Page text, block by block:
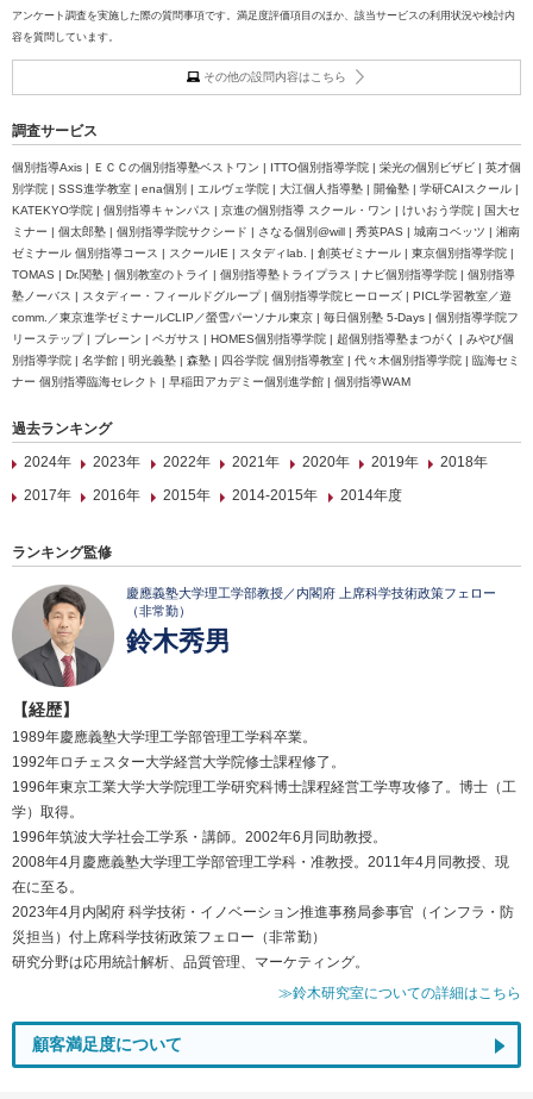
アンケート調査を実施した際の質問事項です。満足度評価項目のほか、該当サービスの利用状況や検討内
容を質問しています。
その他の設問内容はこちら
調査サービス
個別指導Axis | ＥＣＣの個別指導塾ベストワン | ITTO個別指導学院 | 栄光の個別ビザビ | 英才個
別学院 | SSS進学教室 | ena個別 | エルヴェ学院 | 大江個人指導塾 | 開倫塾 | 学研CAIスクール |
KATEKYO学院 | 個別指導キャンパス | 京進の個別指導 スクール・ワン | けいおう学院 | 国大セ
ミナー | 個太郎塾 | 個別指導学院サクシード | さなる個別@will | 秀英PAS | 城南コベッツ | 湘南
ゼミナール 個別指導コース | スクールIE | スタディlab. | 創英ゼミナール | 東京個別指導学院 |
TOMAS | Dr.関塾 | 個別教室のトライ | 個別指導塾トライプラス | ナビ個別指導学院 | 個別指導
塾ノーバス | スタディー・フィールドグループ | 個別指導学院ヒーローズ | PICL学習教室／遊
comm.／東京進学ゼミナールCLIP／螢雪パーソナル東京 | 毎日個別塾 5-Days | 個別指導学院フ
リーステップ | ブレーン | ペガサス | HOMES個別指導学院 | 超個別指導塾まつがく | みやび個
別指導学院 | 名学館 | 明光義塾 | 森塾 | 四谷学院 個別指導教室 | 代々木個別指導学院 | 臨海セミ
ナー 個別指導臨海セレクト | 早稲田アカデミー個別進学館 | 個別指導WAM
過去ランキング
2024年
2023年 2022年 2021年 2020年 2019年
2018年
2017年
2016年 2015年 2014-2015年 2014年度
ランキング監修
慶應義塾大学理工学部教授／内閣府 上席科学技術政策フェロー
（非常勤）
鈴木秀男
【経歴】
1989年慶應義塾大学理工学部管理工学科卒業。
1992年ロチェスター大学経営大学院修士課程修了。
1996年東京工業大学大学院理工学研究科博士課程経営工学専攻修了。博士（工
学）取得。
1996年筑波大学社会工学系・講師。2002年6月同助教授。
2008年4月慶應義塾大学理工学部管理工学科・准教授。2011年4月同教授、現
在に至る。
2023年4月内閣府 科学技術・イノベーション推進事務局参事官（インフラ・防
災担当）付上席科学技術政策フェロー（非常勤）
研究分野は応用統計解析、品質管理、マーケティング。
≫鈴木研究室についての詳細はこちら
顧客満足度について